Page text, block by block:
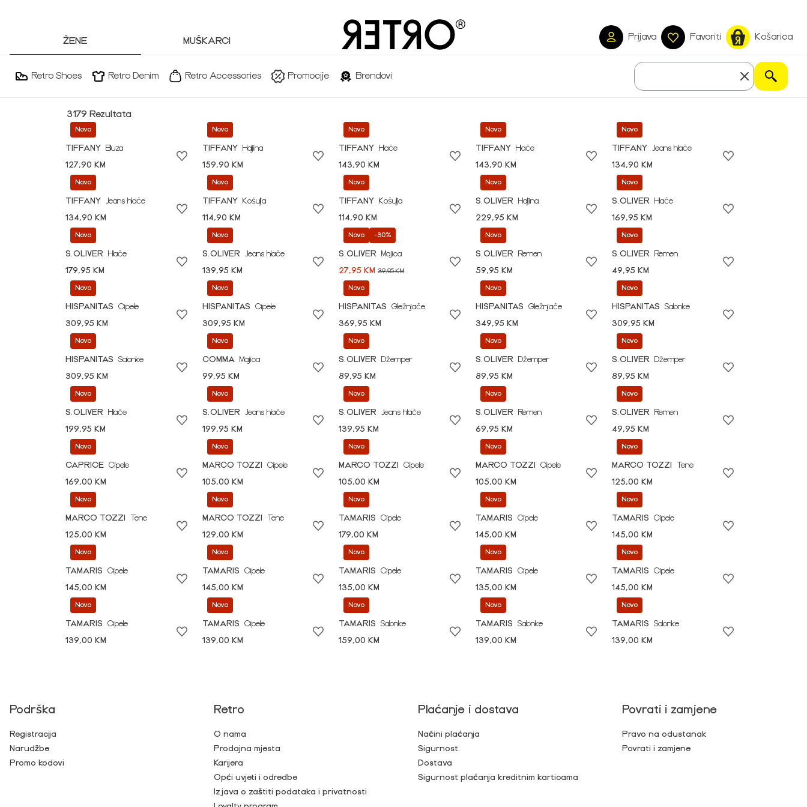
ŽENE MUŠKARCI Prijava Favoriti Košarica
Retro Shoes Retro Denim Retro Accessories Promocije Brendovi
3179 Rezultata
Novo
TIFFANY
Bluza
127,90 KM
Novo
TIFFANY
Haljina
159,90 KM
Novo
TIFFANY
Hlače
143,90 KM
Novo
TIFFANY
Hlače
143,90 KM
Novo
TIFFANY
Jeans hlače
134,90 KM
Novo
TIFFANY
Jeans hlače
134,90 KM
Novo
TIFFANY
Košulja
114,90 KM
Novo
TIFFANY
Košulja
114,90 KM
Novo
S.OLIVER
Haljina
229,95 KM
Novo
S.OLIVER
Hlače
169,95 KM
Novo
S.OLIVER
Hlače
179,95 KM
Novo
S.OLIVER
Jeans hlače
139,95 KM
Novo -30%
S.OLIVER
Majica
27,95 KM39,95 KM
Novo
S.OLIVER
Remen
59,95 KM
Novo
S.OLIVER
Remen
49,95 KM
Novo
HISPANITAS
Cipele
309,95 KM
Novo
HISPANITAS
Cipele
309,95 KM
Novo
HISPANITAS
Gležnjače
369,95 KM
Novo
HISPANITAS
Gležnjače
349,95 KM
Novo
HISPANITAS
Salonke
309,95 KM
Novo
HISPANITAS
Salonke
309,95 KM
Novo
COMMA
Majica
99,95 KM
Novo
S.OLIVER
Džemper
89,95 KM
Novo
S.OLIVER
Džemper
89,95 KM
Novo
S.OLIVER
Džemper
89,95 KM
Novo
S.OLIVER
Hlače
199,95 KM
Novo
S.OLIVER
Jeans hlače
199,95 KM
Novo
S.OLIVER
Jeans hlače
139,95 KM
Novo
S.OLIVER
Remen
69,95 KM
Novo
S.OLIVER
Remen
49,95 KM
Novo
CAPRICE Cipele
169,00 KM
Novo
MARCO TOZZI
Cipele
105,00 KM
Novo
MARCO TOZZI
Cipele
105,00 KM
Novo
MARCO TOZZI
Cipele
105,00 KM
Novo
MARCO TOZZI
Tene
125,00 KM
Novo
MARCO TOZZI
Tene
125,00 KM
Novo
MARCO TOZZI
Tene
129,00 KM
Novo
TAMARIS
Cipele
179,00 KM
Novo
TAMARIS
Cipele
145,00 KM
Novo
TAMARIS
Cipele
145,00 KM
Novo
TAMARIS
Cipele
145,00 KM
Novo
TAMARIS
Cipele
145,00 KM
Novo
TAMARIS
Cipele
135,00 KM
Novo
TAMARIS
Cipele
135,00 KM
Novo
TAMARIS
Cipele
145,00 KM
Novo
TAMARIS
Cipele
139,00 KM
Novo
TAMARIS
Cipele
139,00 KM
Novo
TAMARIS
Salonke
159,00 KM
Novo
TAMARIS
Salonke
139,00 KM
Novo
TAMARIS
Salonke
139,00 KM
Podrška
Registracija
Narudžbe
Promo kodovi
Retro
O nama
Prodajna mjesta
Karijera
Opći uvjeti i odredbe
Izjava o zaštiti podataka i privatnosti
Plaćanje i dostava
Načini plaćanja
Sigurnost
Dostava
Sigurnost plaćanja kreditnim karticama
Povrati i zamjene
Pravo na odustanak
Povrati i zamjene